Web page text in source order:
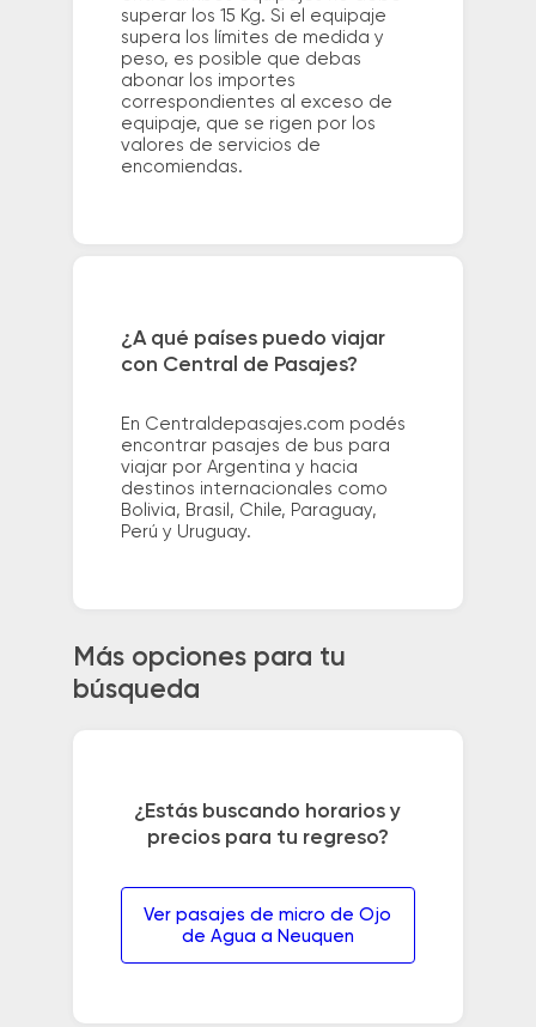
superar los 15 Kg. Si el equipaje
supera los límites de medida y
peso, es posible que debas
abonar los importes
correspondientes al exceso de
equipaje, que se rigen por los
valores de servicios de
encomiendas.
¿A qué países puedo viajar
con Central de Pasajes?
En Centraldepasajes.com podés
encontrar pasajes de bus para
viajar por Argentina y hacia
destinos internacionales como
Bolivia, Brasil, Chile, Paraguay,
Perú y Uruguay.
Más opciones para tu
búsqueda
¿Estás buscando horarios y
precios para tu regreso?
Ver pasajes de micro de Ojo
de Agua a Neuquen